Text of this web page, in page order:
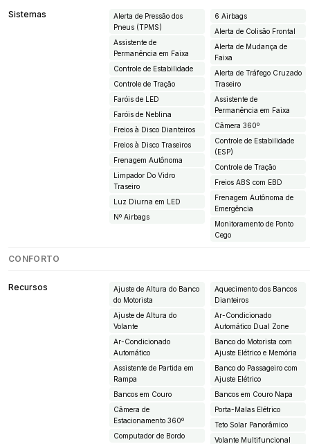
Sistemas
Alerta de Pressão dos
Pneus (TPMS)
Assistente de
Permanência em Faixa
Controle de Estabilidade
Controle de Tração
Faróis de LED
Faróis de Neblina
Freios à Disco Dianteiros
Freios à Disco Traseiros
Frenagem Autônoma
Limpador Do Vidro
Traseiro
Luz Diurna em LED
Nº Airbags
6 Airbags
Alerta de Colisão Frontal
Alerta de Mudança de
Faixa
Alerta de Tráfego Cruzado
Traseiro
Assistente de
Permanência em Faixa
Câmera 360º
Controle de Estabilidade
(ESP)
Controle de Tração
Freios ABS com EBD
Frenagem Autônoma de
Emergência
Monitoramento de Ponto
Cego
CONFORTO
Recursos
Ajuste de Altura do Banco
do Motorista
Ajuste de Altura do
Volante
Ar-Condicionado
Automático
Assistente de Partida em
Rampa
Bancos em Couro
Câmera de
Estacionamento 360º
Computador de Bordo
Aquecimento dos Bancos
Dianteiros
Ar-Condicionado
Automático Dual Zone
Banco do Motorista com
Ajuste Elétrico e Memória
Banco do Passageiro com
Ajuste Elétrico
Bancos em Couro Napa
Porta-Malas Elétrico
Teto Solar Panorâmico
Volante Multifuncional